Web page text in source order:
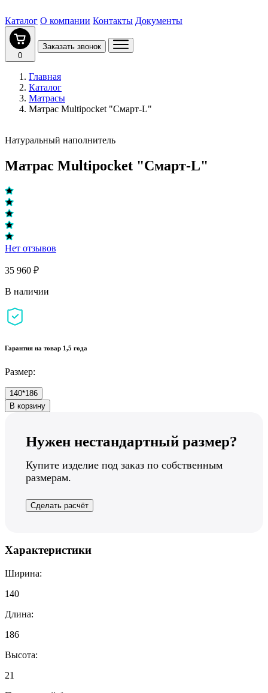
Каталог О компании Контакты Документы
0
Заказать звонок
Главная
Каталог
Матрасы
Матрас Multipocket "Смарт-L"
Натуральный наполнитель
Матрас Multipocket "Смарт-L"
Нет отзывов
35 960 ₽
В наличии
Гарантия на товар 1,5 года
Размер:
140*186
В корзину
Нужен нестандартный размер?
Купите изделие под заказ по собственным
размерам.
Сделать расчёт
Характеристики
Ширина:
140
Длина:
186
Высота:
21